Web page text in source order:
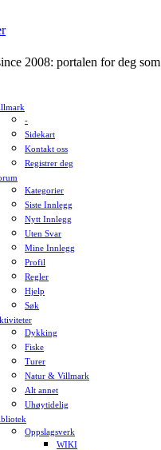
2008: portalen for deg
-
Sidekart
Kontakt oss
Registrer deg
Kategorier
Siste Innlegg
Nytt Innlegg
Uten Svar
Mine Innlegg
Profil
Regler
Hjelp
Søk
Dykking
Fiske
Turer
Natur & Villmark
Alt annet
Uhøytidelig
Oppslagsverk
WIKI